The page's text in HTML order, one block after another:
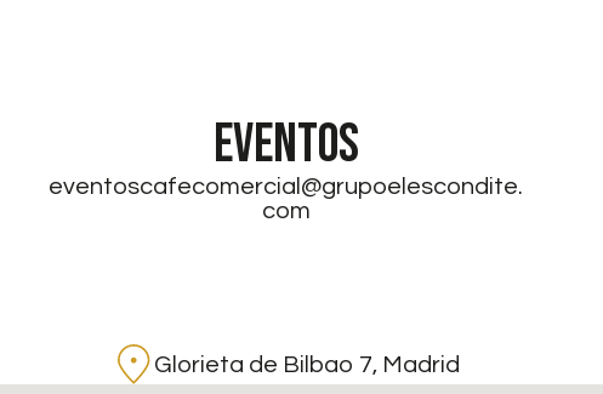
EVENTOS
eventoscafecomercial@grupoelescondite.
com
Glorieta de Bilbao 7, Madrid